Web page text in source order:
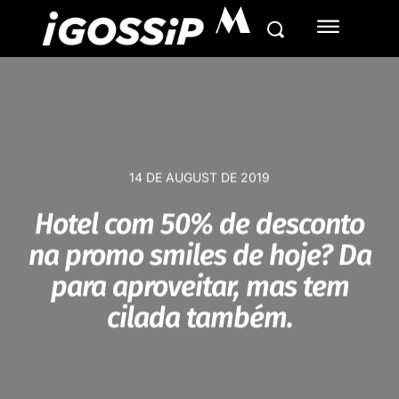
M
14 DE AUGUST DE 2019
Hotel com 50% de desconto
na promo smiles de hoje? Da
para aproveitar, mas tem
cilada também.